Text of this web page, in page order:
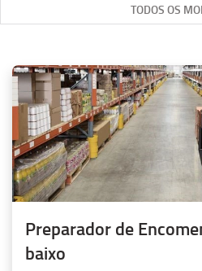
TODOS OS
Preparador de
baixo